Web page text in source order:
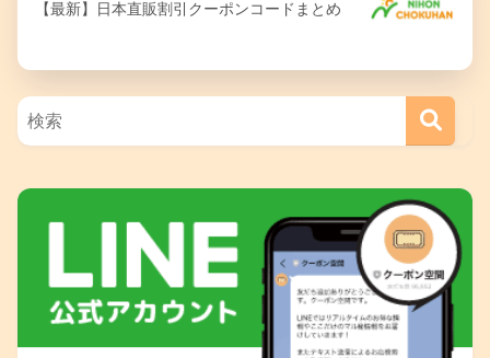
【最新】日本直販割引クーポンコードまとめ